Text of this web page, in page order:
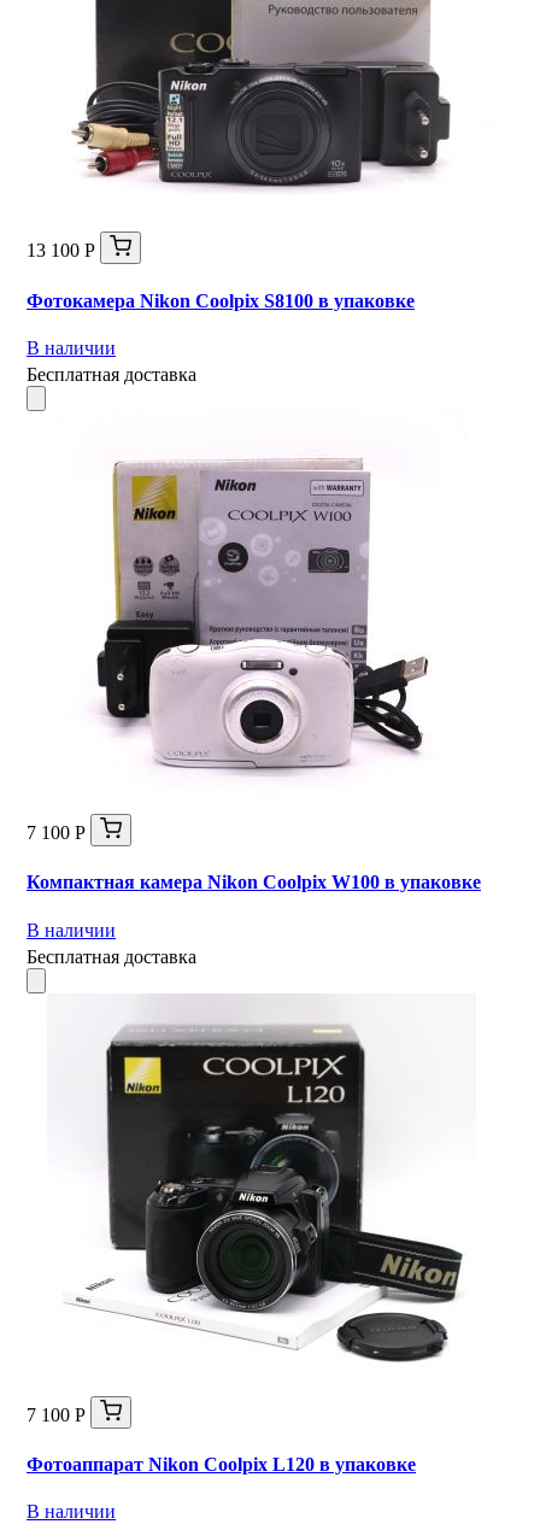
13 100 Р
Фотокамера Nikon Coolpix S8100 в упаковке
В наличии
Бесплатная доставка
7 100 Р
Компактная камера Nikon Coolpix W100 в упаковке
В наличии
Бесплатная доставка
7 100 Р
Фотоаппарат Nikon Coolpix L120 в упаковке
В наличии